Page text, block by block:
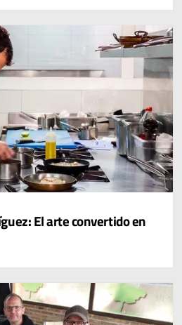
El arte convertido en